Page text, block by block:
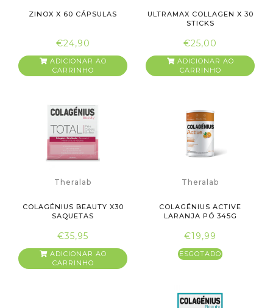
ZINOX X 60 CÁPSULAS
€24,90
ADICIONAR AO
CARRINHO
ULTRAMAX COLLAGEN X 30
STICKS
€25,00
ADICIONAR AO
CARRINHO
Theralab
COLAGÉNIUS BEAUTY X30
SAQUETAS
€35,95
ADICIONAR AO
CARRINHO
Theralab
COLAGÉNIUS ACTIVE
LARANJA PÓ 345G
€19,99
ESGOTADO